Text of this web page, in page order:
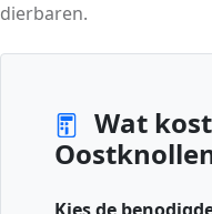
dierbaren.
Wat